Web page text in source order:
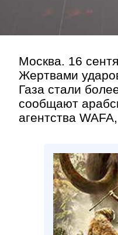
Москва. 16
Жертвами
Газа стали
сообщают
агентства
Контакт»